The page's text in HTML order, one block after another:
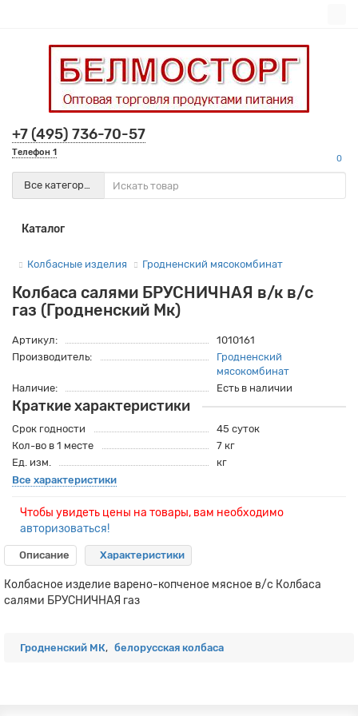
+7 (495) 736-70-57
Телефон 1
0
Все категории
Каталог
Колбасные изделия Гродненский мясокомбинат
Колбаса салями БРУСНИЧНАЯ в/к в/c
газ (Гродненский Мк)
Артикул:
1010161
Производитель:
Гродненский
мясокомбинат
Наличие:
Есть в наличии
Краткие характеристики
Срок годности
45 суток
Кол-во в 1 месте
7 кг
Ед. изм.
кг
Все характеристики
Чтобы увидеть цены на товары, вам необходимо
авторизоваться!
Описание Характеристики
Колбасное изделие варено-копченое мясное в/c Колбаса
салями БРУСНИЧНАЯ газ
Гродненский МК, белорусская колбаса